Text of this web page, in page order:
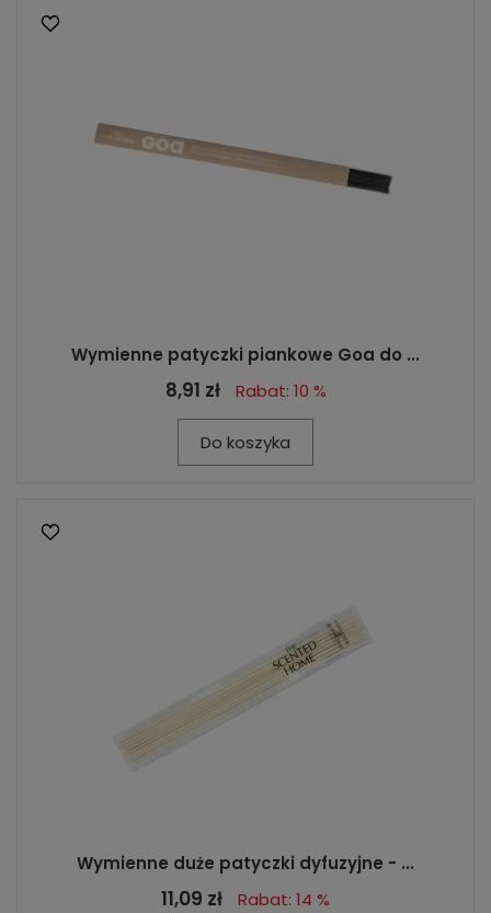
Wymienne patyczki piankowe Goa do ...
8,91 zł Rabat: 10 %
Do koszyka
Wymienne duże patyczki dyfuzyjne - ...
11,09 zł Rabat: 14 %